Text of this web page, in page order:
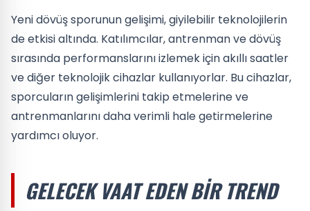
Yeni dövüş sporunun gelişimi, giyilebilir teknolojilerin
de etkisi altında. Katılımcılar, antrenman ve dövüş
sırasında performanslarını izlemek için akıllı saatler
ve diğer teknolojik cihazlar kullanıyorlar. Bu cihazlar,
sporcuların gelişimlerini takip etmelerine ve
antrenmanlarını daha verimli hale getirmelerine
yardımcı oluyor.
GELECEK VAAT EDEN BIR TREND